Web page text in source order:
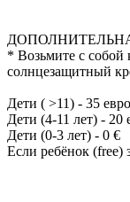
* Возьмите с
солнцезащитный
Дети ( >11) - 35 евро
Дети (4-11 лет) - 20
Дети (0-3 лет) - 0 €
Если ребёнок (free)